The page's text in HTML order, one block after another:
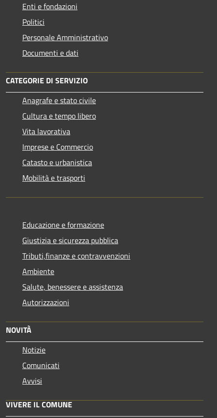
Enti e fondazioni
Politici
Personale Amministrativo
Documenti e dati
CATEGORIE DI SERVIZIO
Anagrafe e stato civile
Cultura e tempo libero
Vita lavorativa
Imprese e Commercio
Catasto e urbanistica
Mobilità e trasporti
Educazione e formazione
Giustizia e sicurezza pubblica
Tributi,finanze e contravvenzioni
Ambiente
Salute, benessere e assistenza
Autorizzazioni
NOVITÀ
Notizie
Comunicati
Avvisi
VIVERE IL COMUNE